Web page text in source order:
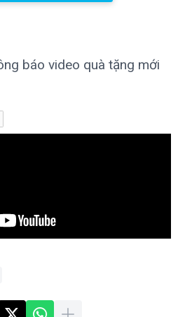
báo video quà tặng mới